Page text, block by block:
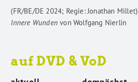
(FR/BE/DE 2024; Regie: Jonathan Millet)
Innere Wunden vonWolfgang Nierlin
auf DVD & VoD